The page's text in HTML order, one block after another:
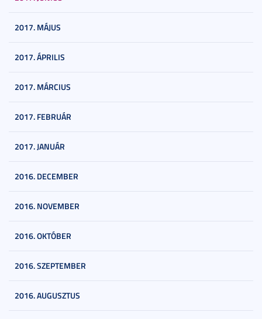
2017. MÁJUS
2017. ÁPRILIS
2017. MÁRCIUS
2017. FEBRUÁR
2017. JANUÁR
2016. DECEMBER
2016. NOVEMBER
2016. OKTÓBER
2016. SZEPTEMBER
2016. AUGUSZTUS